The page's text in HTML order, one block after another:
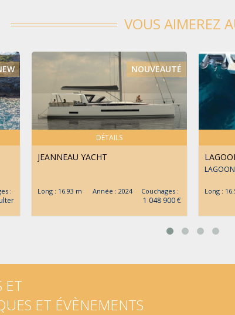
VOUS AIMEREZ
:
DÉTAILS
NOUVEAUTÉ
JEANNEAU YACHT
Long : 16.93 m Année : 2024 Couchages :
1 048 900 €
Long :
ET
ET ÉVÈNEMENTS